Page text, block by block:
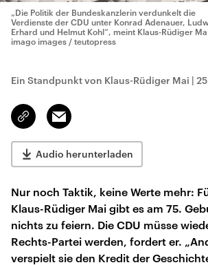
„Die Politik der Bundeskanzlerin verdunkelt die
Verdienste der CDU unter Konrad Adenauer,
Erhard und Helmut Kohl“, meint Klaus-Rüdiger
imago images / teutopress
Ein Standpunkt von Klaus-Rüdiger Mai |
Link
kopieren/teilen
Email
Audio herunterladen
Nur noch Taktik, keine Werte mehr:
Klaus-Rüdiger Mai gibt es am 75.
nichts zu feiern. Die CDU müsse
Rechts-Partei werden, fordert er.
verspielt sie den Kredit der